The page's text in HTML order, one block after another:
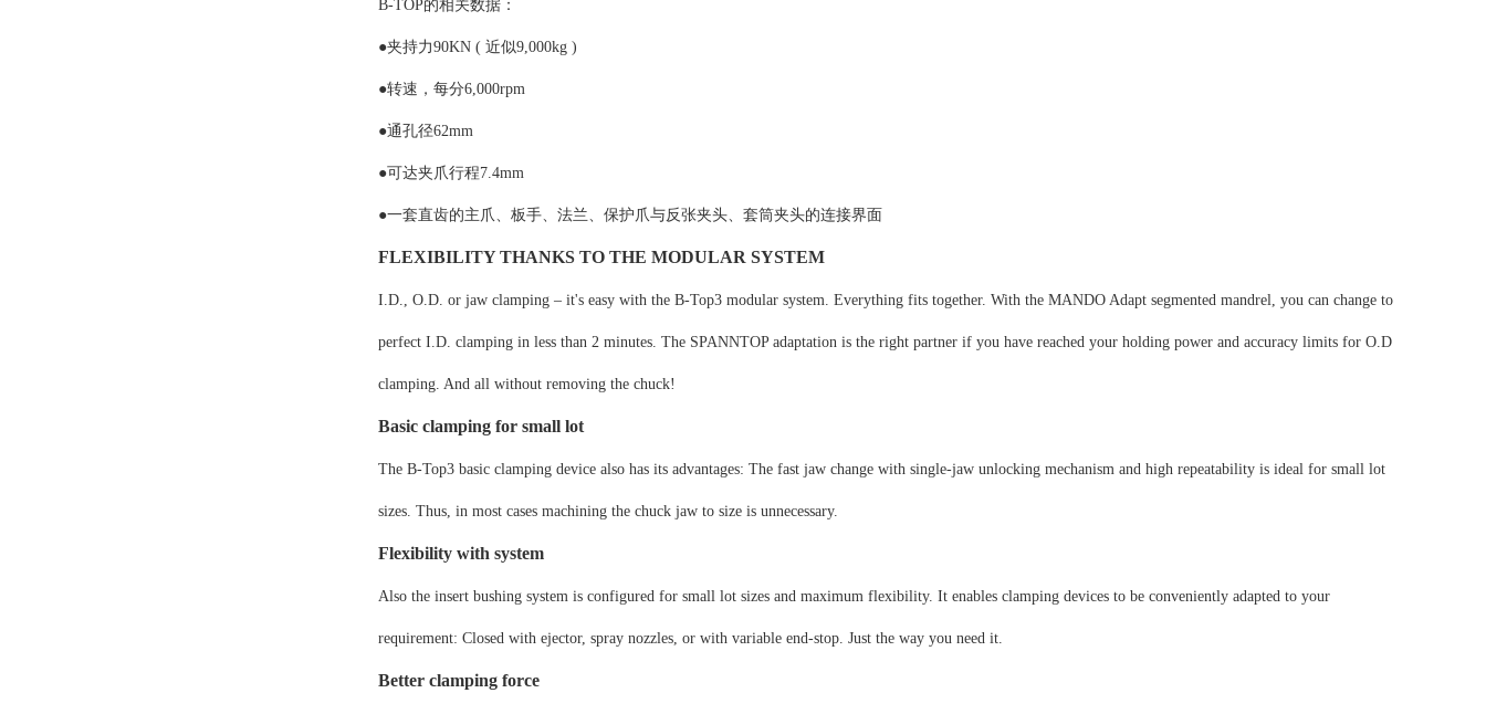
B-TOP的相关数据：
●夹持力90KN ( 近似9,000kg )
●转速，每分6,000rpm
●通孔径62mm
●可达夹爪行程7.4mm
●一套直齿的主爪、板手、法兰、保护爪与反张夹头、套筒夹头的连接界面
FLEXIBILITY THANKS TO THE MODULAR SYSTEM
I.D., O.D. or jaw clamping – it's easy with the B-Top3 modular system. Everything fits together. With the MANDO Adapt segmented mandrel, you can change to
perfect I.D. clamping in less than 2 minutes. The SPANNTOP adaptation is the right partner if you have reached your holding power and accuracy limits for O.D
clamping. And all without removing the chuck!
Basic clamping for small lot
The B-Top3 basic clamping device also has its advantages: The fast jaw change with single-jaw unlocking mechanism and high repeatability is ideal for small lot
sizes. Thus, in most cases machining the chuck jaw to size is unnecessary.
Flexibility with system
Also the insert bushing system is configured for small lot sizes and maximum flexibility. It enables clamping devices to be conveniently adapted to your
requirement: Closed with ejector, spray nozzles, or with variable end-stop. Just the way you need it.
Better clamping force